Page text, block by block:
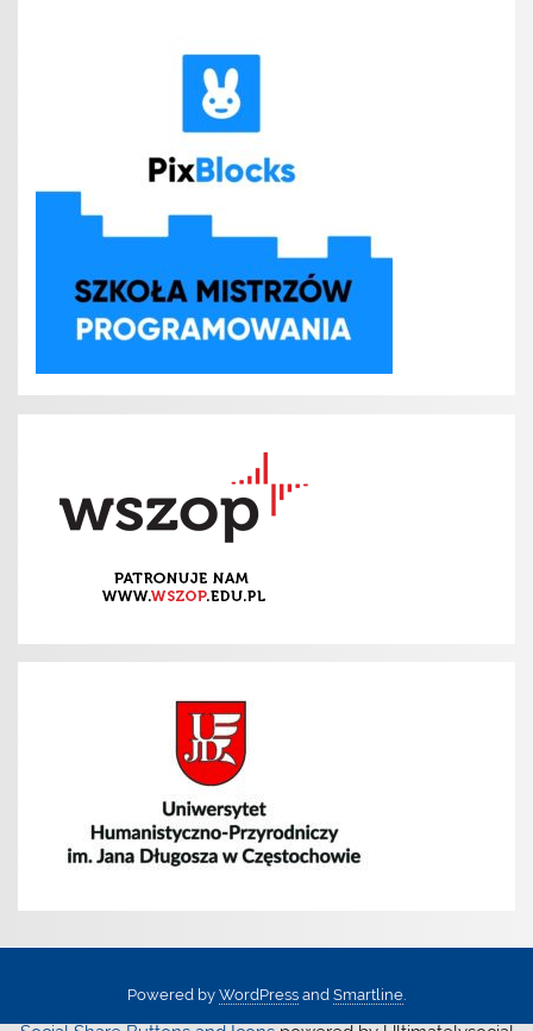
Powered by WordPress and Smartline